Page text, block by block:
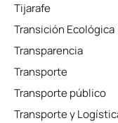
Tijarafe
Transición Ecológica
Transparencia
Transporte
Transporte público
Transporte y